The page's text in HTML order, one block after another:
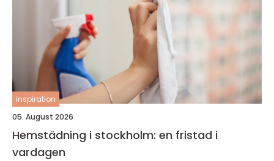
inspiration
05. August 2026
Hemstädning i stockholm: en fristad i
vardagen